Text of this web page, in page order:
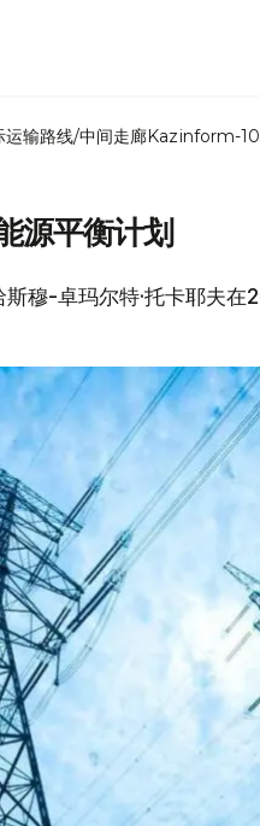
运输路线/中间走廊Kazinform-
源平衡计划
穆-卓玛尔特·托卡耶夫在